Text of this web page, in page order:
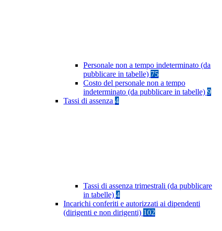
Personale non a tempo indeterminato (da
pubblicare in tabelle) 75
Costo del personale non a tempo
indeterminato (da pubblicare in tabelle) 9
Tassi di assenza 4
Tassi di assenza trimestrali (da pubblicare
in tabelle) 4
Incarichi conferiti e autorizzati ai dipendenti
(dirigenti e non dirigenti) 102